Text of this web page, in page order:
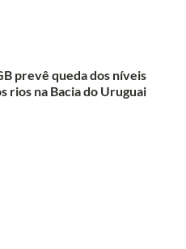
prevê queda dos níveis
rios na Bacia do Uruguai